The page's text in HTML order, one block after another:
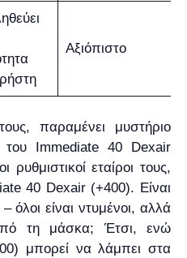
Αξιόπιστο
παραμένει μυστήριο
του Immediate 40 Dexair
εταίροι τους,
40 Dexair (+400). Είναι
είναι ντυμένοι, αλλά
τη μάσκα; Έτσι, ενώ
μπορεί να λάμπει στα